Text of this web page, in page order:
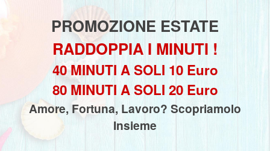
PROMOZIONE ESTATE
RADDOPPIA I MINUTI !
40 MINUTI A SOLI 10 Euro
80 MINUTI A SOLI 20 Euro
Amore, Fortuna, Lavoro? Scopriamolo
Insieme